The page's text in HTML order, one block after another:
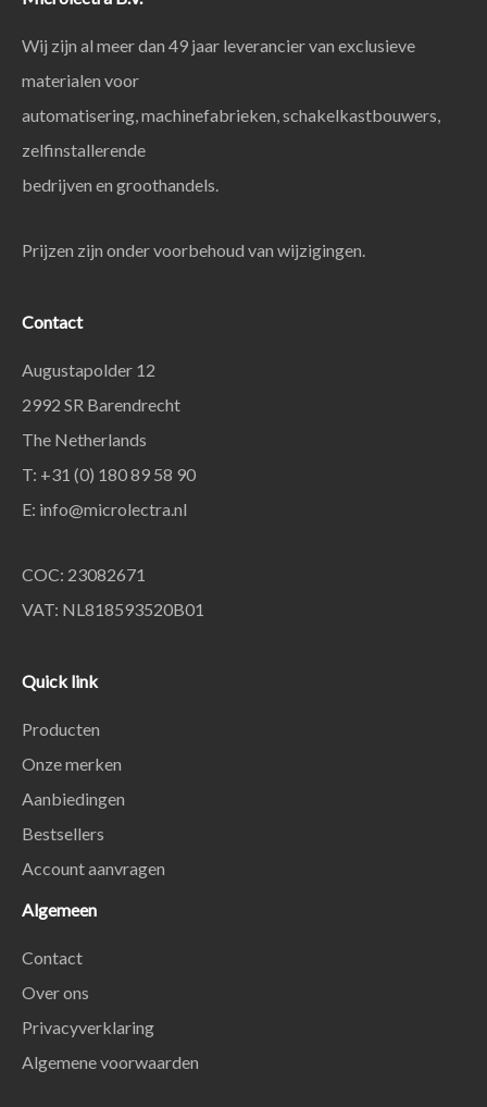
Wij zijn al meer dan 49 jaar leverancier van exclusieve
materialen voor
automatisering, machinefabrieken, schakelkastbouwers,
zelfinstallerende
bedrijven en groothandels.
Prijzen zijn onder voorbehoud van wijzigingen.
Contact
Augustapolder 12
2992 SR Barendrecht
The Netherlands
T: +31 (0) 180 89 58 90
E: info@microlectra.nl
COC: 23082671
VAT: NL818593520B01
Quick link
Producten
Onze merken
Aanbiedingen
Bestsellers
Account aanvragen
Algemeen
Contact
Over ons
Privacyverklaring
Algemene voorwaarden